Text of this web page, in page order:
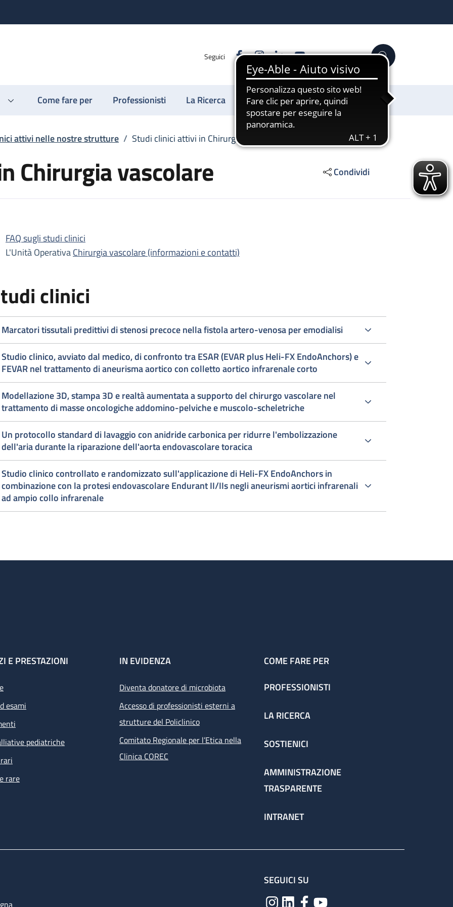
Seguici FacebookInstagram
LinkedinYouTube Cerca
Come fare per Professionisti La Ricerca Sostienici
attivi nelle nostre strutture / Studi clinici attivi in Chirurgia vascolare
Chirurgia vascolare Condividi
vascolare
vascolare
FAQ sugli studi clinici
L'Unità OperativaChirurgia vascolare (informazioni e contatti)
clinici
Marcatori tissutali predittivi di stenosi precoce nella fistola artero-venosa per emodialisi
Studio clinico, avviato dal medico, di confronto tra ESAR (EVAR plus Heli-FX EndoAnchors) e
FEVAR nel trattamento di aneurisma aortico con colletto aortico infrarenale corto
Modellazione 3D, stampa 3D e realtà aumentata a supporto del chirurgo vascolare nel
trattamento di masse oncologiche addomino-pelviche e muscolo-scheletriche
Un protocollo standard di lavaggio con anidride carbonica per ridurre l'embolizzazione
dell'aria durante la riparazione dell'aorta endovascolare toracica
Studio clinico controllato e randomizzato sull'applicazione di Heli-FX EndoAnchors in
combinazione con la protesi endovascolare Endurant II/IIs negli aneurismi aortici infrarenali
ad ampio collo infrarenale
E PRESTAZIONI
esami
pediatriche
rare
IN EVIDENZA
Diventa donatore di microbiota
Accesso di professionisti esterni a
strutture del Policlinico
Comitato Regionale per l’Etica nella
Clinica COREC
COME FARE PER
PROFESSIONISTI
LA RICERCA
SOSTIENICI
AMMINISTRAZIONE
TRASPARENTE
INTRANET
SEGUICI SU